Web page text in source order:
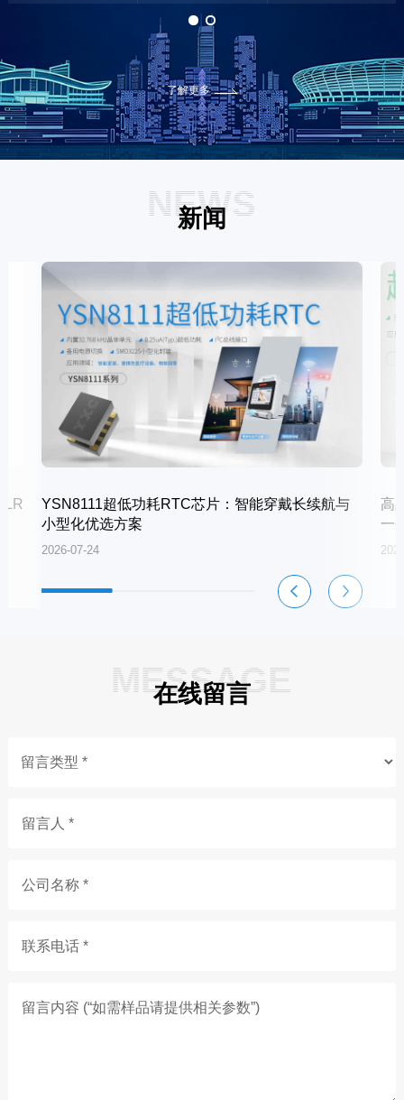
了解更多
NEWS
新闻
YSN8111超低功耗RTC芯片：智能穿戴长续航与
小型化优选方案
2026-07-24
高
一
MESSAGE
在线留言
留言人 *
公司名称 *
联系电话 *
留言内容 (“如需样品请提供相关参数”)